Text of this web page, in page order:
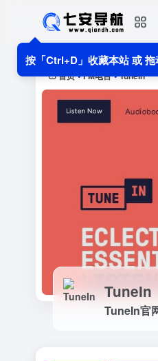
按「Ctrl+D」收藏本站 或
首页 • FM电台 • TuneIn
TuneIn